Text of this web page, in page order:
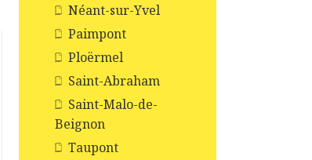
Néant-sur-Yvel
Paimpont
Ploërmel
Saint-Abraham
Saint-Malo-de-
Beignon
Taupont